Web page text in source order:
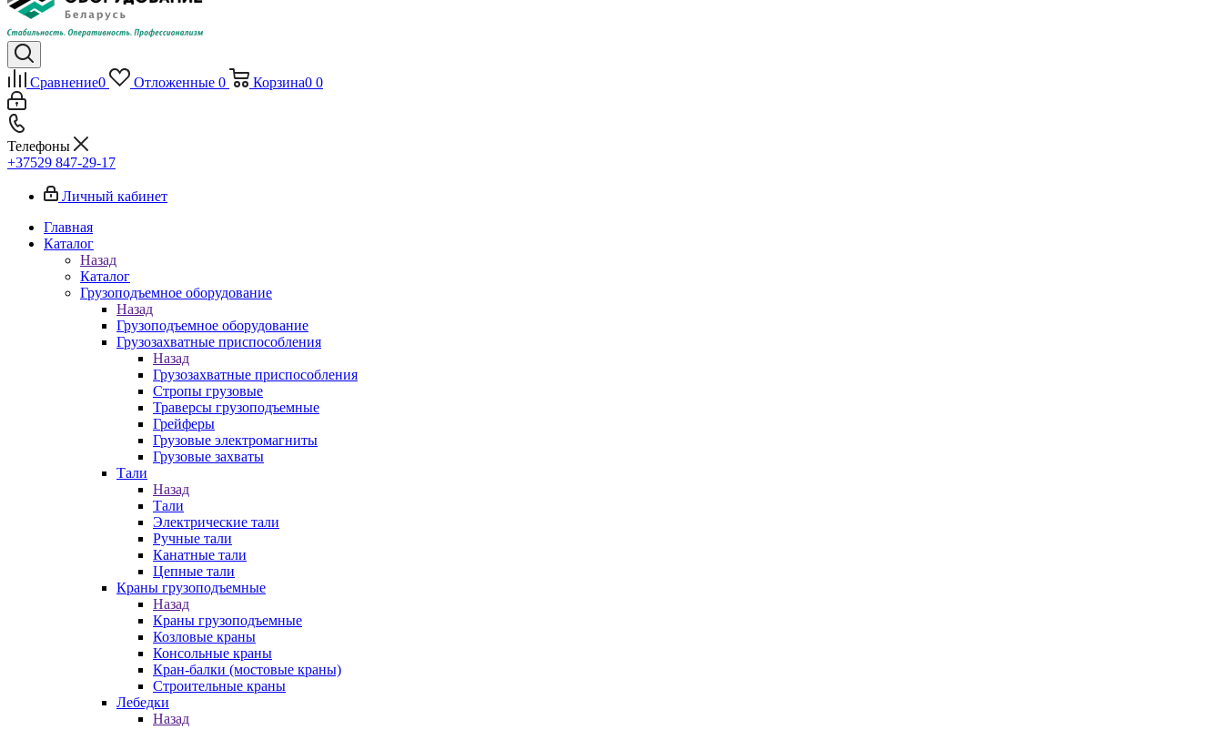
Сравнение0 Отложенные 0 Корзина0 0
Телефоны
+37529 847-29-17‬
Личный кабинет
Главная
Каталог
Назад
Каталог
Грузоподъемное оборудование
Назад
Грузоподъемное оборудование
Грузозахватные приспособления
Назад
Грузозахватные приспособления
Стропы грузовые
Траверсы грузоподъемные
Грейферы
Грузовые электромагниты
Грузовые захваты
Тали
Назад
Тали
Электрические тали
Ручные тали
Канатные тали
Цепные тали
Краны грузоподъемные
Назад
Краны грузоподъемные
Козловые краны
Консольные краны
Кран-балки (мостовые краны)
Строительные краны
Лебедки
Назад